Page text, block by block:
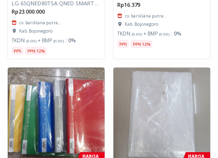
Rp23.000.000
cv. bariklana putra...
Kab. Bojonegoro
TKDN (0.00) + BMP (0.00) : 0%
PPh PPN 12%
Rp16.379
cv. bariklana putra...
Kab. Bojonegoro
TKDN (0.00) + BMP (0.00) : 0%
PPh PPN 12%